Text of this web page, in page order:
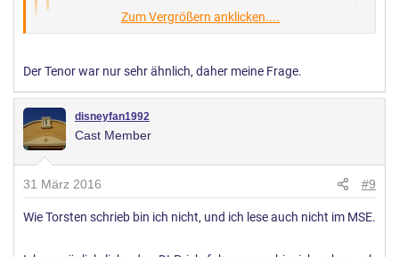
wirklich nicht fair gegenüber und wird ihm nicht gerecht, ihn
mit jemandem wie disneyfan5000 gleichzusetzen.
Zum Vergrößern anklicken....
Der Tenor war nur sehr ähnlich, daher meine Frage.
disneyfan1992
Cast Member
31 März 2016 #9
Wie Torsten schrieb bin ich nicht, und ich lese auch nicht im MSE.